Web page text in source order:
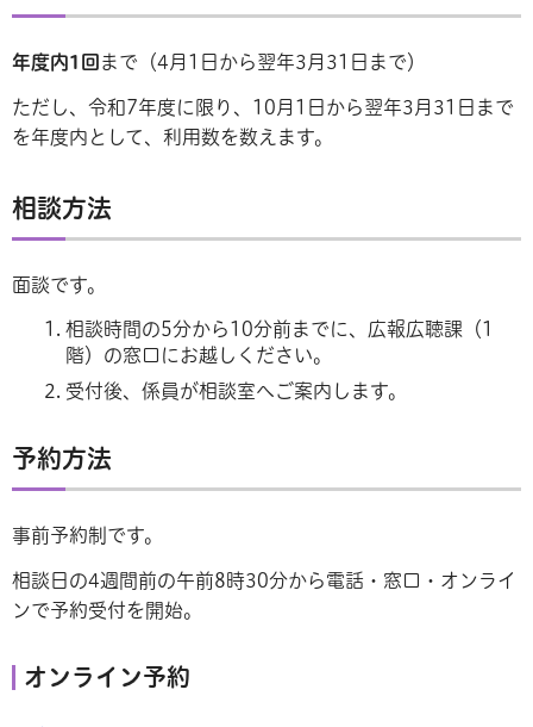
年度内1回 まで（4月1日から翌年3月31日まで）
ただし、令和7年度に限り、10月1日から翌年3月31日まで
を年度内として、利用数を数えます。
相談方法
面談です。
相談時間の5分から10分前までに、広報広聴課（1
階）の窓口にお越しください。
受付後、係員が相談室へご案内します。
予約方法
事前予約制です。
相談日の4週間前の午前8時30分から電話・窓口・オンライ
ンで予約受付を開始。
オンライン予約